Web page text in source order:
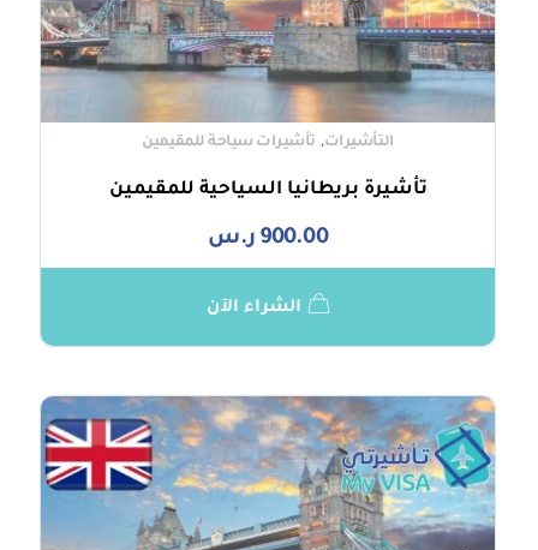
تأشيرة بريطانيا السياحية للمقيمين
900.00 ر.س
التأشيرات, تأشيرات سياحة للمقيمين
الشراء الآن